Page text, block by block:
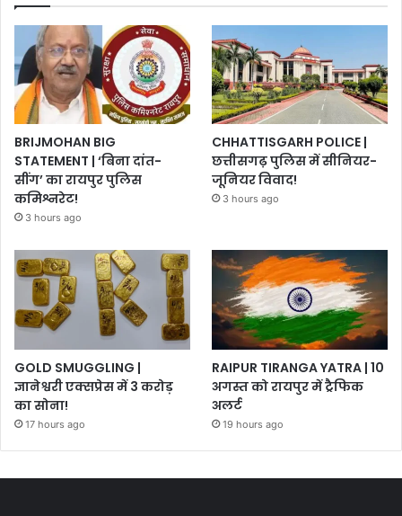
BRIJMOHAN BIG
STATEMENT | ‘बिना दांत-
सींग’ का रायपुर पुलिस
कमिश्नरेट!
3 hours ago
CHHATTISGARH POLICE |
छत्तीसगढ़ पुलिस में सीनियर-
जूनियर विवाद!
3 hours ago
GOLD SMUGGLING |
ज्ञानेश्वरी एक्सप्रेस में 3 करोड़
का सोना!
17 hours ago
RAIPUR TIRANGA YATRA | 10
अगस्त को रायपुर में ट्रैफिक
अलर्ट
19 hours ago